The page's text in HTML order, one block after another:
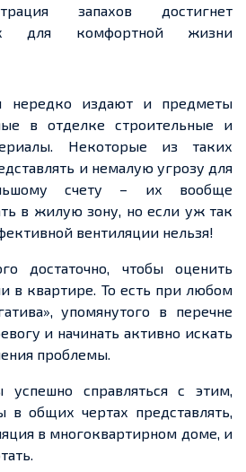
запахов достигнет
для комфортной жизни
нередко издают и предметы
в отделке строительные и
Некоторые из таких
и немалую угрозу для
счету – их вообще
в жилую зону, но если уж так
вентиляции нельзя!
достаточно, чтобы оценить
в квартире. То есть при любом
упомянутого в перечне
и начинать активно искать
проблемы.
справляться с этим,
в общих чертах представлять,
в многоквартирном доме, и